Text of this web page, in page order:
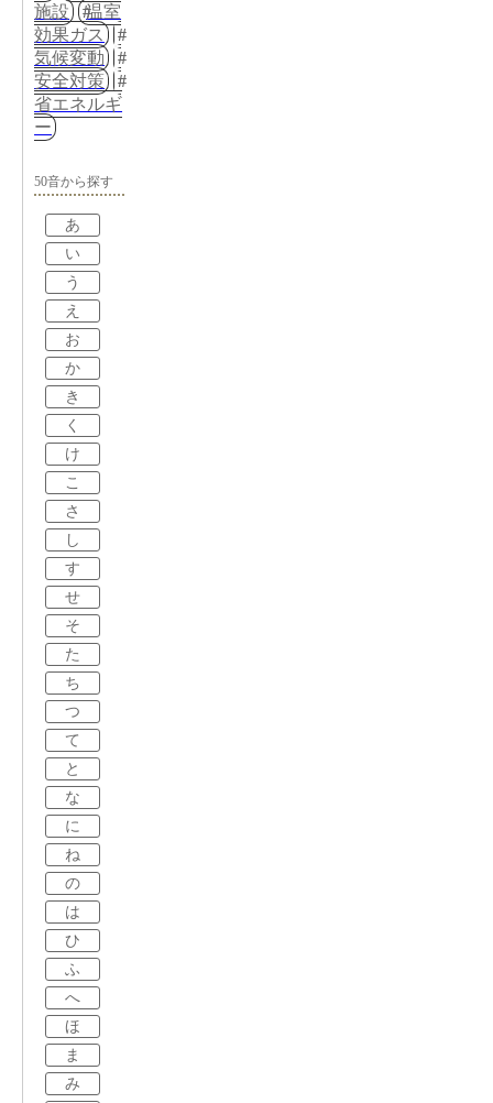
施設
温室
効果ガス
気候変動
安全対策
省エネルギ
ー
50音から探す
あ
い
う
え
お
か
き
く
け
こ
さ
し
す
せ
そ
た
ち
つ
て
と
な
に
ね
の
は
ひ
ふ
へ
ほ
ま
み